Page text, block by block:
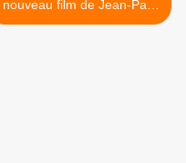
nouveau film de Jean-Paul
JAUD dénonce les OGM et